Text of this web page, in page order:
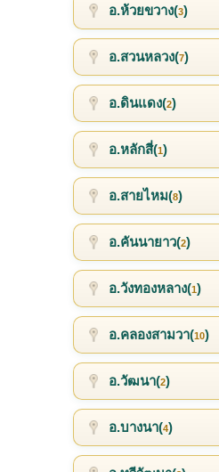
อ.ห้วยขวาง(3)
อ.สวนหลวง(7)
อ.ดินแดง(2)
อ.หลักสี่(1)
อ.สายไหม(8)
อ.คันนายาว(2)
อ.วังทองหลาง(1)
อ.คลองสามวา(10)
อ.วัฒนา(2)
อ.บางนา(4)